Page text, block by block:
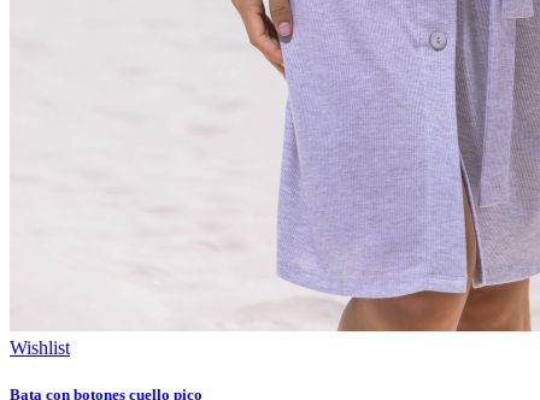
Wishlist
Bata con botones cuello pico